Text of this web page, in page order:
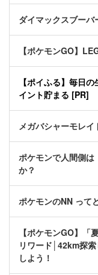
ダイマックスブー
【ポケモンGO】
【ポイふる】毎日
イント貯まる [PR]
メガバシャーモレ
ポケモンで人間側
か？
ポケモンのNN って
【ポケモンGO】「
リワード│42km探
しよう！